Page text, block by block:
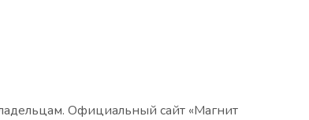
Официальный сайт «Магнит